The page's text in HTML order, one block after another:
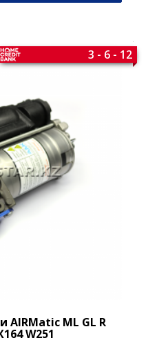
AIRMatic ML GL R
W251
3 - 6 - 12